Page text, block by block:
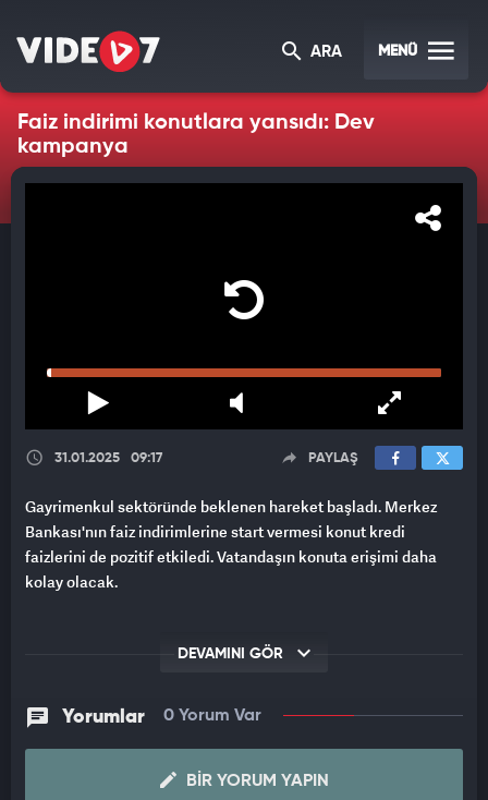
ARA MENÜ
Faiz indirimi konutlara yansıdı: Dev
kampanya
31.01.2025 09:17 PAYLAŞ
Gayrimenkul sektöründe beklenen hareket başladı. Merkez
Bankası'nın faiz indirimlerine start vermesi konut kredi
faizlerini de pozitif etkiledi. Vatandaşın konuta erişimi daha
kolay olacak.
DEVAMINI GÖR
Yorumlar 0 Yorum Var
BIR YORUM YAPIN